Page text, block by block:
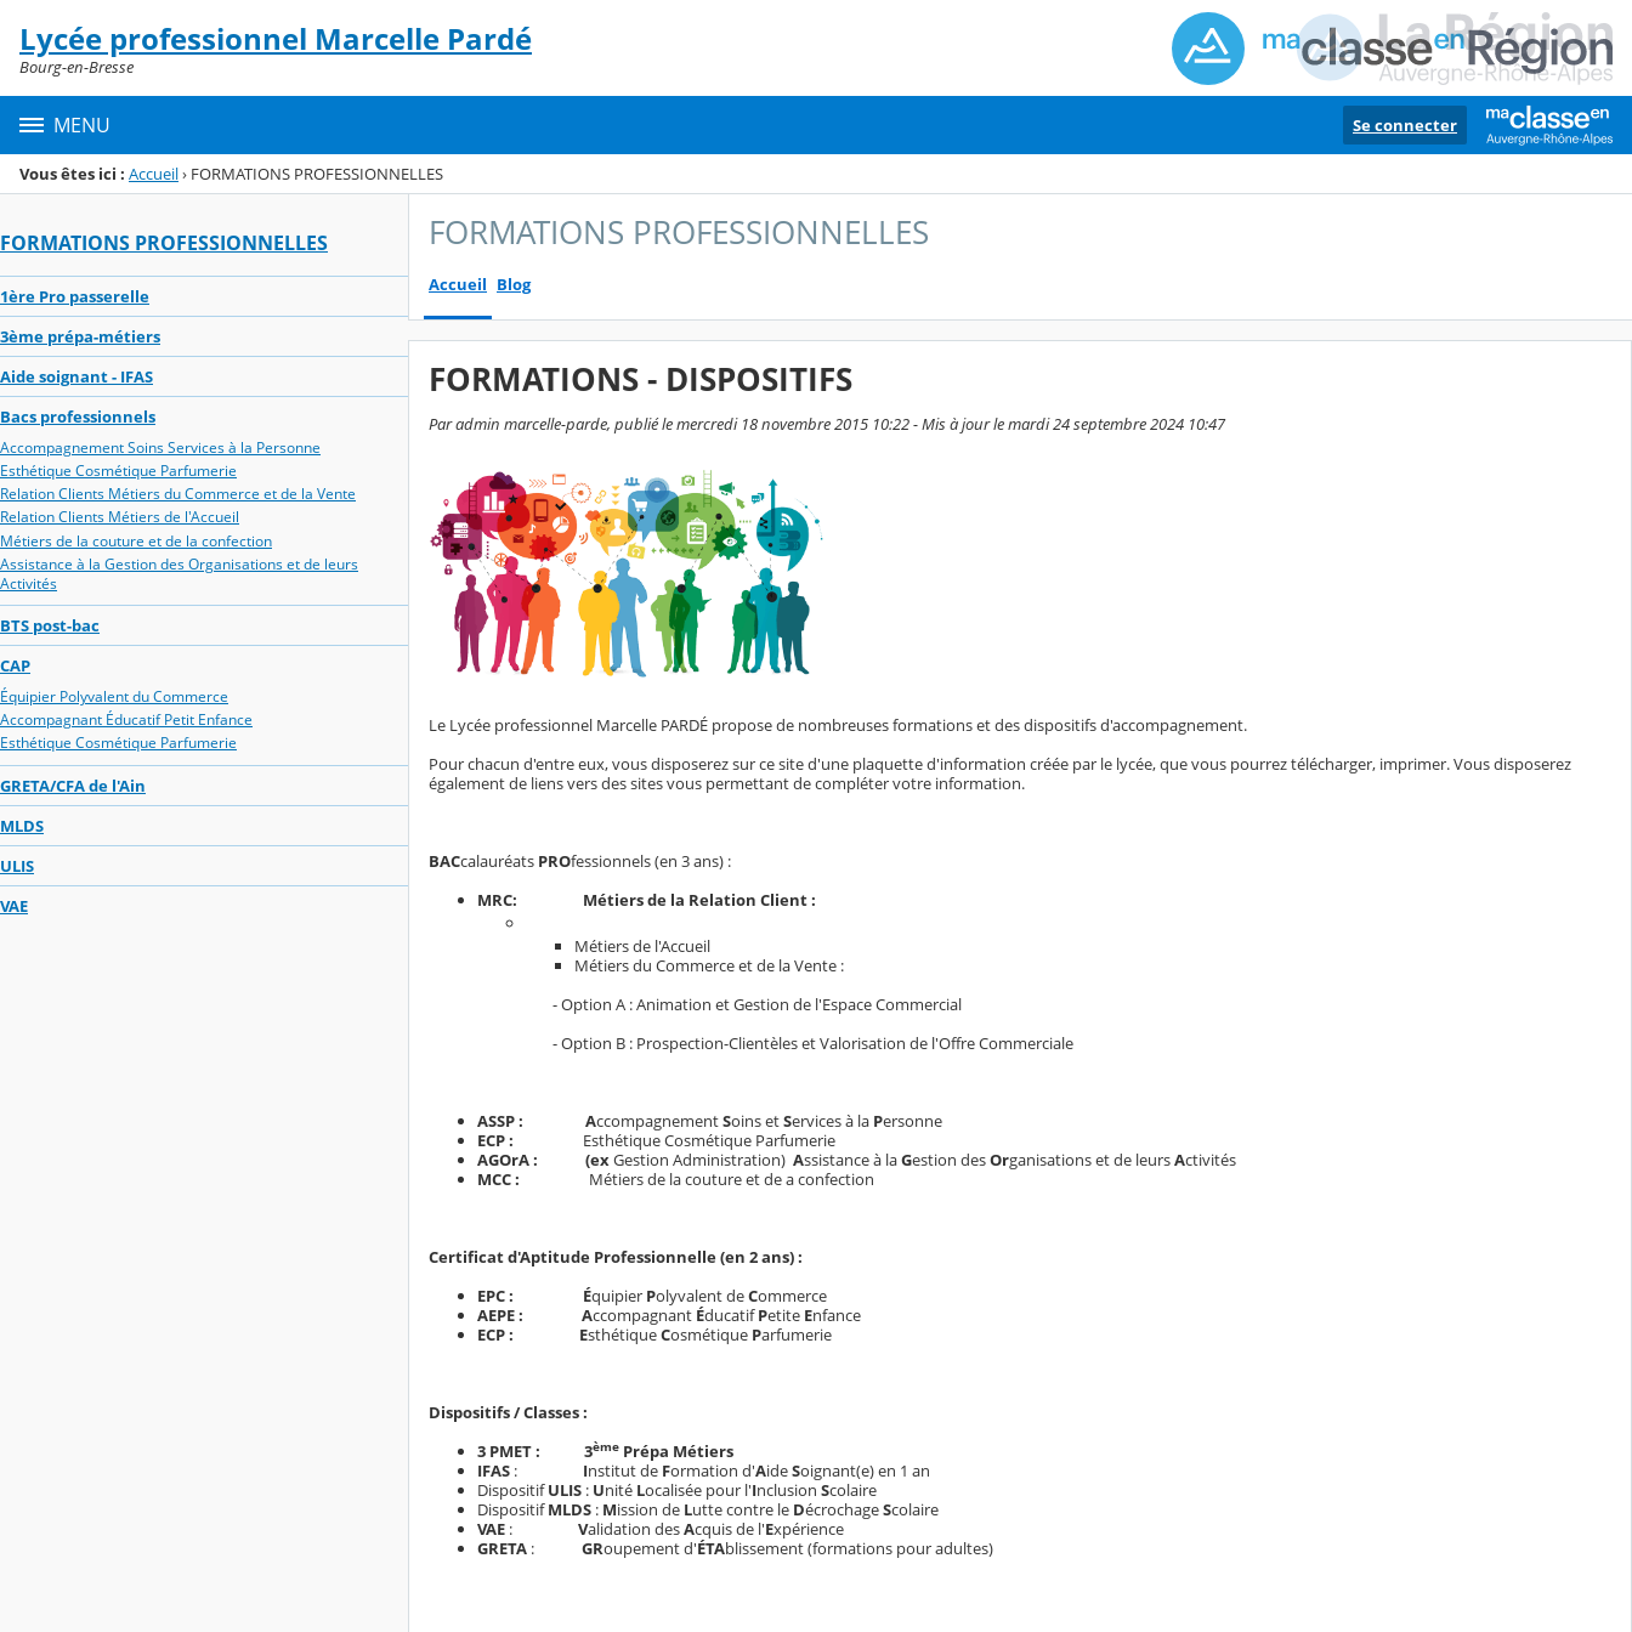
Menu de la rubrique
Contenu
Lycée professionnel Marcelle Pardé
Bourg-en-Bresse
MENU Se connecter
Vous êtes ici : Accueil› FORMATIONS PROFESSIONNELLES
FORMATIONS PROFESSIONNELLES
1ère Pro passerelle
3ème prépa-métiers
Aide soignant - IFAS
Bacs professionnels
Accompagnement Soins Services à la Personne
Esthétique Cosmétique Parfumerie
Relation Clients Métiers du Commerce et de la Vente
Relation Clients Métiers de l'Accueil
Métiers de la couture et de la confection
Assistance à la Gestion des Organisations et de leurs
Activités
BTS post-bac
CAP
Équipier Polyvalent du Commerce
Accompagnant Éducatif Petit Enfance
Esthétique Cosmétique Parfumerie
GRETA/CFA de l'Ain
MLDS
ULIS
VAE
FORMATIONS PROFESSIONNELLES
Accueil Blog
FORMATIONS - DISPOSITIFS
Par admin marcelle-parde, publié le mercredi 18 novembre 2015 10:22 - Mis à jour le mardi 24 septembre 2024 10:47
Le Lycée professionnel Marcelle PARDÉ propose de nombreuses formations et des dispositifs d'accompagnement.
Pour chacun d'entre eux, vous disposerez sur ce site d'une plaquette d'information créée par le lycée, que vous pourrez télécharger, imprimer. Vous disposerez
également de liens vers des sites vous permettant de compléter votre information.
BACcalauréats PROfessionnels (en 3 ans) :
MRC: Métiers de la Relation Client :
Métiers de l'Accueil
Métiers du Commerce et de la Vente :
- Option A : Animation et Gestion de l'Espace Commercial
- Option B : Prospection-Clientèles et Valorisation de l'Offre Commerciale
ASSP : AccompagnementSoins etServices à la Personne
ECP : Esthétique Cosmétique Parfumerie
AGOrA : (exGestion Administration) Assistance à laGestion desOrganisations et de leursActivités
MCC : Métiers de la couture et de a confection
Certificat d'Aptitude Professionnelle (en 2 ans) :
EPC : Équipier Polyvalent deCommerce
AEPE : Accompagnant ÉducatifPetite Enfance
ECP : EsthétiqueCosmétique Parfumerie
Dispositifs / Classes :
3 PMET : 3ème Prépa Métiers
IFAS : Institut de Formation d'AideSoignant(e) en 1 an
DispositifULIS : Unité Localisée pour l'Inclusion Scolaire
DispositifMLDS : Mission de Lutte contre le DécrochageScolaire
VAE : Validation desAcquis de l'Expérience
GRETA : GRoupement d'ÉTAblissement (formations pour adultes)